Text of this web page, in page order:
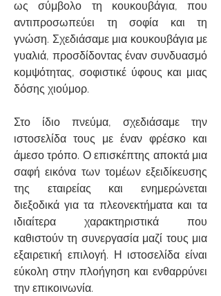
ως σύμβολο τη κουκουβάγια, που
αντιπροσωπεύει τη σοφία και τη
γνώση. Σχεδιάσαμε μια κουκουβάγια με
γυαλιά, προσδίδοντας έναν συνδυασμό
κομψότητας, σοφιστικέ ύφους και μιας
δόσης χιούμορ.
Στο ίδιο πνεύμα, σχεδιάσαμε την
ιστοσελίδα τους με έναν φρέσκο και
άμεσο τρόπο. Ο επισκέπτης αποκτά μια
σαφή εικόνα των τομέων εξειδίκευσης
της εταιρείας και ενημερώνεται
διεξοδικά για τα πλεονεκτήματα και τα
ιδιαίτερα χαρακτηριστικά που
καθιστούν τη συνεργασία μαζί τους μια
εξαιρετική επιλογή. Η ιστοσελίδα είναι
εύκολη στην πλοήγηση και ενθαρρύνει
την επικοινωνία.